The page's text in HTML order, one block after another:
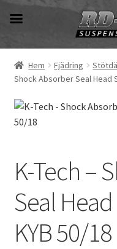
Hoppa
navigering
Hoppa
innehåll
Hem Fjädring
Shock Absorber Seal Head
K-Tech –
Seal
KYB 50/18